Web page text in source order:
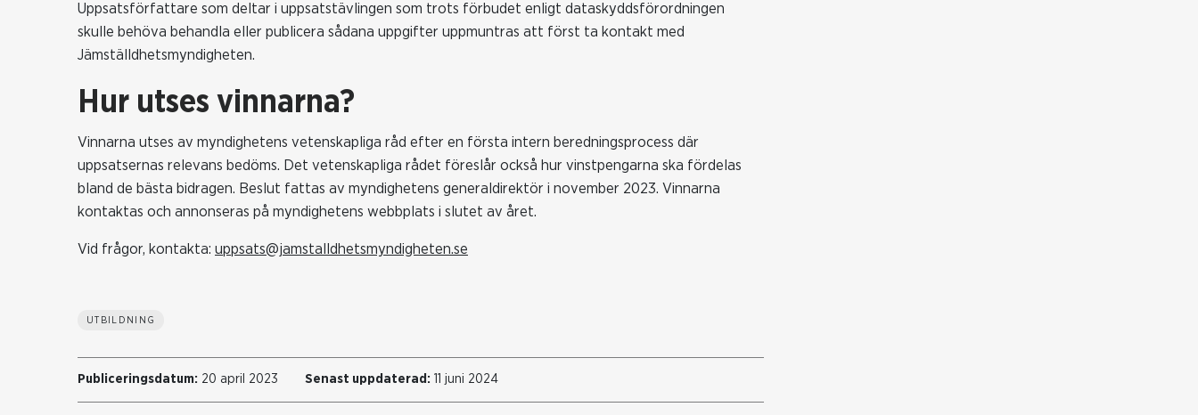
Uppsatsförfattare som deltar i uppsatstävlingen som trots förbudet enligt dataskyddsförordningen
skulle behöva behandla eller publicera sådana uppgifter uppmuntras att först ta kontakt med
Jämställdhetsmyndigheten.
Hur utses vinnarna?
Vinnarna utses av myndighetens vetenskapliga råd efter en första intern beredningsprocess där
uppsatsernas relevans bedöms. Det vetenskapliga rådet föreslår också hur vinstpengarna ska fördelas
bland de bästa bidragen. Beslut fattas av myndighetens generaldirektör i november 2023. Vinnarna
kontaktas och annonseras på myndighetens webbplats i slutet av året.
Vid frågor, kontakta: uppsats@jamstalldhetsmyndigheten.se
UTBILDNING
Publiceringsdatum: 20 april 2023 Senast uppdaterad: 11 juni 2024